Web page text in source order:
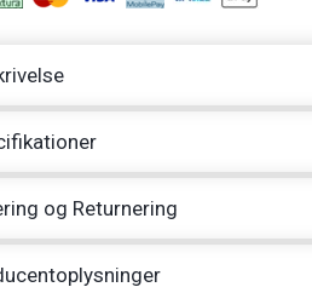
og Returnering